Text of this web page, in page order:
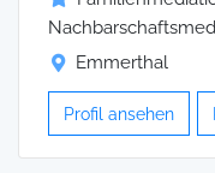
Emmerthal
Profil ansehen